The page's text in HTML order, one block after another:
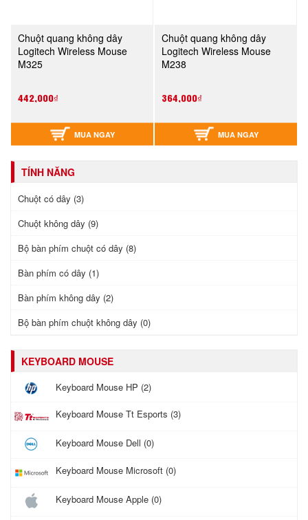
Chuột quang không dây
Logitech Wireless Mouse
M325
442,000₫
MUA NGAY
Chuột quang không dây
Logitech Wireless Mouse
M238
364,000₫
MUA NGAY
TÍNH NĂNG
Chuột có dây (3)
Chuột không dây (9)
Bộ bàn phím chuột có dây (8)
Bàn phím có dây (1)
Bàn phím không dây (2)
Bộ bàn phím chuột không dây (0)
KEYBOARD MOUSE
Keyboard Mouse HP (2)
Keyboard Mouse Tt Esports (3)
Keyboard Mouse Dell (0)
Keyboard Mouse Microsoft (0)
Keyboard Mouse Apple (0)